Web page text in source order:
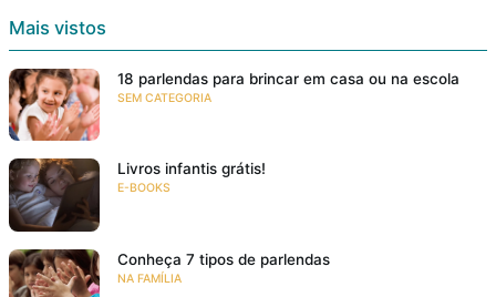
Mais vistos
18 parlendas para brincar em casa ou na escola
SEM CATEGORIA
Livros infantis grátis!
E-BOOKS
Conheça 7 tipos de parlendas
NA FAMÍLIA